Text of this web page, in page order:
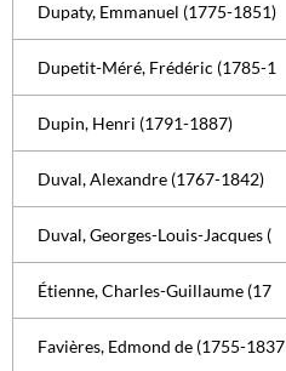
Dupaty, Emmanuel (1775-1851)
Dupetit-Méré, Frédéric (1785-1
Dupin, Henri (1791-1887)
Duval, Alexandre (1767-1842)
Duval, Georges-Louis-Jacques (
Étienne, Charles-Guillaume (17
Favières, Edmond de (1755-1837